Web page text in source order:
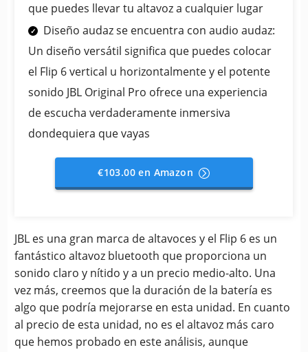
que puedes llevar tu altavoz a cualquier lugar
Diseño audaz se encuentra con audio audaz:
Un diseño versátil significa que puedes colocar
el Flip 6 vertical u horizontalmente y el potente
sonido JBL Original Pro ofrece una experiencia
de escucha verdaderamente inmersiva
dondequiera que vayas
€103.00 en Amazon
JBL es una gran marca de altavoces y el Flip 6 es un
fantástico altavoz bluetooth que proporciona un
sonido claro y nítido y a un precio medio-alto. Una
vez más, creemos que la duración de la batería es
algo que podría mejorarse en esta unidad. En cuanto
al precio de esta unidad, no es el altavoz más caro
que hemos probado en este análisis, aunque